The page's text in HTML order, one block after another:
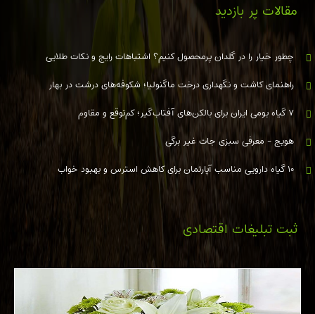
مقالات پر بازدید
چطور خیار را در گلدان پرمحصول کنیم؟ اشتباهات رایج و نکات طلایی
راهنمای کاشت و نگهداری درخت ماگنولیا؛ شکوفه‌های درشت در بهار
۷ گیاه بومی ایران برای بالکن‌های آفتاب‌گیر؛ کم‌توقع و مقاوم
هویج - معرفی سبزی جات غیر برگی
۱۰ گیاه دارویی مناسب آپارتمان برای کاهش استرس و بهبود خواب
ثبت تبلیغات اقتصادی